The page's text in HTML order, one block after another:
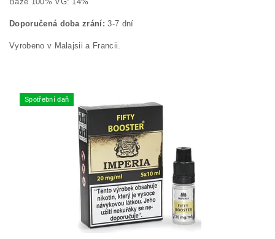
Doporučená doba zrání: 3-7 dní
Vyrobeno v Malajsii a Francii.
Spotřební daň